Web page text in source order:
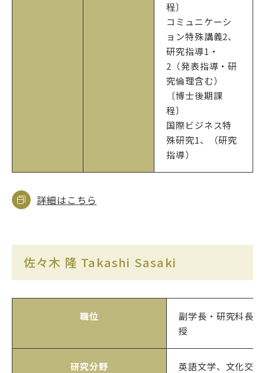
程〕
コミュニケーシ
ョン特殊講義2、
研究指導1・
2（発表指導・研
究倫理含む）
〔博士後期課
程〕
国際ビジネス特
殊研究1、（研究
指導）
詳細はこちら
佐々木 隆 Takashi Sasaki
職位
副学長・研究科長
授
研究分野
英語文学、文化交